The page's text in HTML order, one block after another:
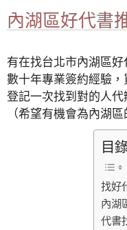
內湖區好代書
有在找台北市內湖區
數十年專業簽約經驗
登記一次找到對的人代
（希望有機會為內湖
目
找好
內湖
代書